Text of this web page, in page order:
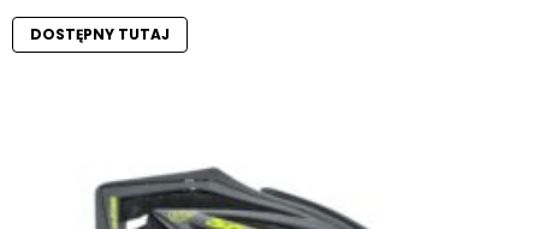
DOSTĘPNY TUTAJ